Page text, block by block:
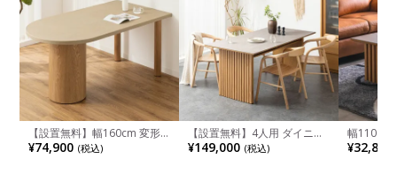
【設置無料】幅160cm 変形
半円 ダイニングテーブル モ
ルタル風 LENAS コンクリー
¥74,900 (税込)
【設置無料】4人用 ダイニン
グテーブルセット 5点 LUGA
セラミックテーブル おしゃれ
¥149,000 (税込)
幅110cm
木目調 リ
付き 長方
¥32,800